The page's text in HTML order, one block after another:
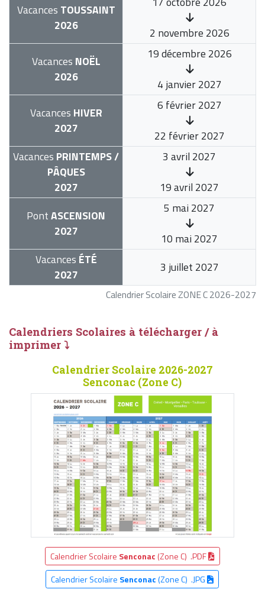
Calendrier Scolaire ZONE C 2026-2027
Vacances TOUSSAINT
2026
2 novembre 2026
Vacances NOËL
2026
19 décembre 2026
4 janvier 2027
Vacances HIVER
2027
6 février 2027
22 février 2027
Vacances PRINTEMPS /
PÂQUES
2027
3 avril 2027
19 avril 2027
PontASCENSION
2027
5 mai 2027
10 mai 2027
Vacances ÉTÉ
2027
3 juillet 2027
Calendriers Scolaires à télécharger / à
imprimer ⤵
Calendrier Scolaire 2026-2027
Senconac (Zone C)
Calendrier Scolaire Senconac (Zone C) .PDF
Calendrier Scolaire Senconac(Zone C) .JPG